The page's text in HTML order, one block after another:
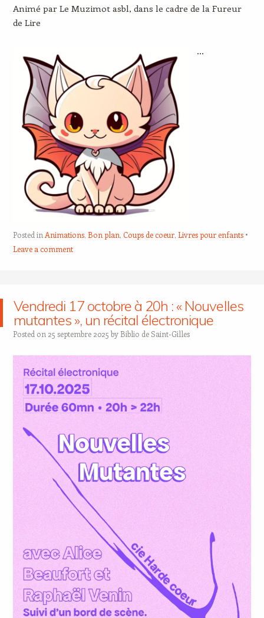
Animé par Le Muzimot asbl, dans le cadre de la Fureur
de Lire
…
Posted in Animations, Bon plan, Coups de coeur, Livres pour enfants
Leave a comment
Vendredi 17 octobre à 20h : « Nouvelles
mutantes », un récital électronique
Posted on 25 septembre 2025 by Biblio de Saint-Gilles